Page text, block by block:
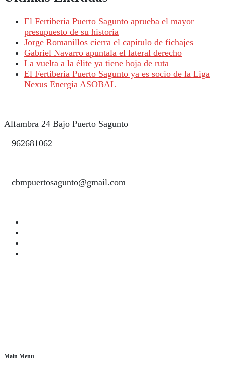
El Fertiberia Puerto Sagunto aprueba el mayor
presupuesto de su historia
Jorge Romanillos cierra el capítulo de fichajes
Gabriel Navarro apuntala el lateral derecho
La vuelta a la élite ya tiene hoja de ruta
El Fertiberia Puerto Sagunto ya es socio de la Liga
Nexus Energía ASOBAL
Alfambra 24 Bajo Puerto Sagunto
962681062
cbmpuertosagunto@gmail.com
Main Menu